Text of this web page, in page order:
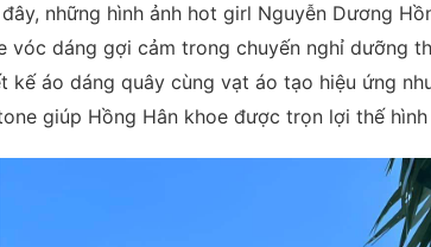
những hình ảnh hot girl Nguyễn Dương
vóc dáng gợi cảm trong chuyến nghỉ dưỡng
kế áo dáng quây cùng vạt áo tạo hiệu ứng
giúp Hồng Hân khoe được trọn lợi thế